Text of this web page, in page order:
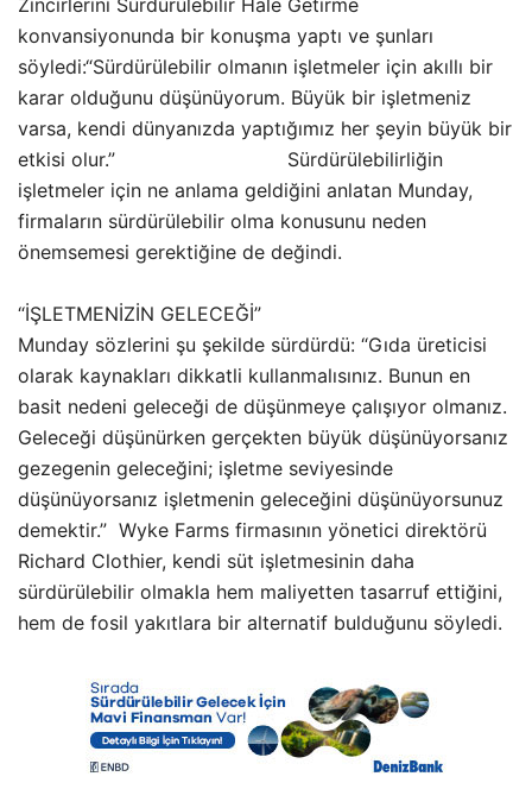
konvansiyonunda bir konuşma yaptı ve şunları
söyledi:“Sürdürülebilir olmanın işletmeler için akıllı bir
karar olduğunu düşünüyorum. Büyük bir işletmeniz
varsa, kendi dünyanızda yaptığımız her şeyin büyük bir
etkisi olur.” Sürdürülebilirliğin
işletmeler için ne anlama geldiğini anlatan Munday,
firmaların sürdürülebilir olma konusunu neden
önemsemesi gerektiğine de değindi.
“İŞLETMENİZİN GELECEĞİ”
Munday sözlerini şu şekilde sürdürdü: “Gıda üreticisi
olarak kaynakları dikkatli kullanmalısınız. Bunun en
basit nedeni geleceği de düşünmeye çalışıyor olmanız.
Geleceği düşünürken gerçekten büyük düşünüyorsanız
gezegenin geleceğini; işletme seviyesinde
düşünüyorsanız işletmenin geleceğini düşünüyorsunuz
demektir.” Wyke Farms firmasının yönetici direktörü
Richard Clothier, kendi süt işletmesinin daha
sürdürülebilir olmakla hem maliyetten tasarruf ettiğini,
hem de fosil yakıtlara bir alternatif bulduğunu söyledi.